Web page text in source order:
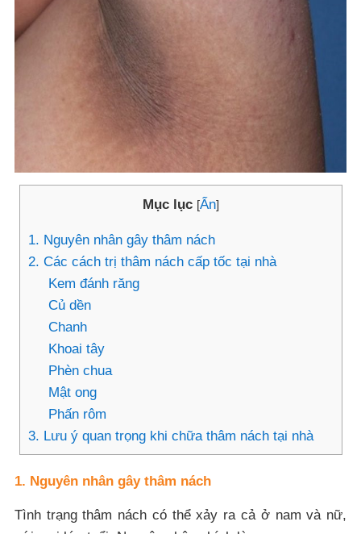
Mục lục [Ẩn]
1. Nguyên nhân gây thâm nách
2. Các cách trị thâm nách cấp tốc tại nhà
Kem đánh răng
Củ dền
Chanh
Khoai tây
Phèn chua
Mật ong
Phấn rôm
3. Lưu ý quan trọng khi chữa thâm nách tại nhà
1. Nguyên nhân gây thâm nách
Tình trạng thâm nách có thể xảy ra cả ở nam và nữ,